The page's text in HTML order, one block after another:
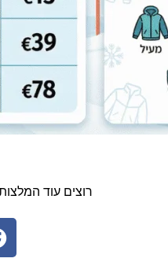
רוצים עוד